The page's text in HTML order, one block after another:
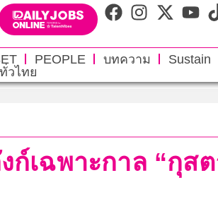
PEOPLE บทความ
วไทย
ก์เฉพาะกาล “กุส